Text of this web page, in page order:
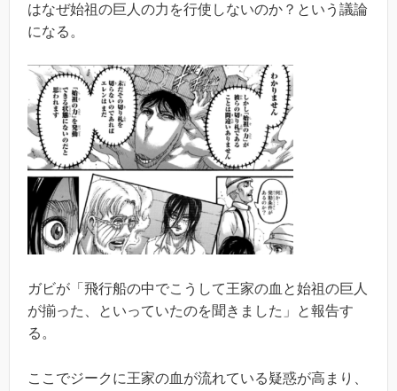
はなぜ始祖の巨人の力を行使しないのか？という議論
になる。
ガビが「飛行船の中でこうして王家の血と始祖の巨人
が揃った、といっていたのを聞きました」と報告す
る。
ここでジークに王家の血が流れている疑惑が高まり、